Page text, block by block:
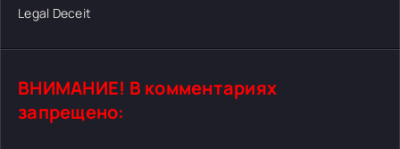
Legal Deceit
ВНИМАНИЕ! В комментариях
запрещено: